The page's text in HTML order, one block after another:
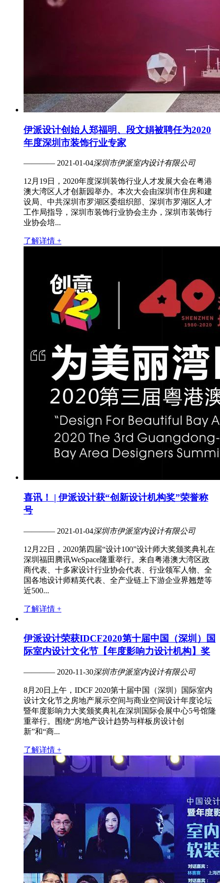
伊派设计创始人郑福明、段文娟被聘任为2020
年度深圳市装饰行业专家
———— 2021-01-04深圳市伊派室内设计有限公司
12月19日，2020年度深圳装饰行业人才发展大会在粤港
澳大湾区人才创新园举办。本次大会由深圳市住房和建
设局、中共深圳市罗湖区委组织部、深圳市罗湖区人才
工作局指导，深圳市装饰行业协会主办，深圳市装饰行
业协会培...
了解详情 +
喜讯！ | 伊派设计获“创新设计机构奖”荣誉称
号
———— 2021-01-04深圳市伊派室内设计有限公司
12月22日，2020第四届“设计100”设计师大奖颁奖典礼在
深圳福田腾讯WeSpace隆重举行。来自粤港澳大湾区政
商代表、十多家设计行业协会代表、行业领军人物、全
国各地设计师精英代表、全产业链上下游企业界翘楚等
近500...
了解详情 +
伊派设计荣获IDCF2020第十届中国（深圳）国
际室内设计文化节【年度影响力设计机构】奖
———— 2020-11-30深圳市伊派室内设计有限公司
8月20日上午，IDCF 2020第十届中国（深圳）国际室内
设计文化节之房地产展示空间与商业空间设计年度论坛
暨年度影响力大奖颁奖典礼在深圳国际会展中心5号馆隆
重举行。围绕“房地产设计趋势与样板房设计创
新”和“商...
了解详情 +